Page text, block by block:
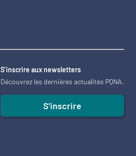
S’inscrire aux newsletters
Découvrez les dernières actualités PQNA.
S'inscrire